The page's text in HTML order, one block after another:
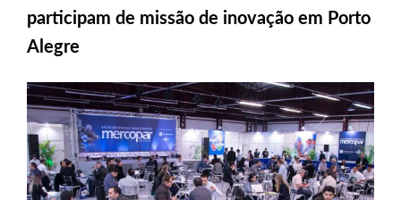
participam de missão de inovação em Porto
Alegre